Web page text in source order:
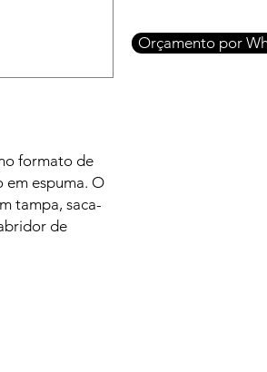
formato de
espuma. O
tampa, saca-
de
Orçamento por